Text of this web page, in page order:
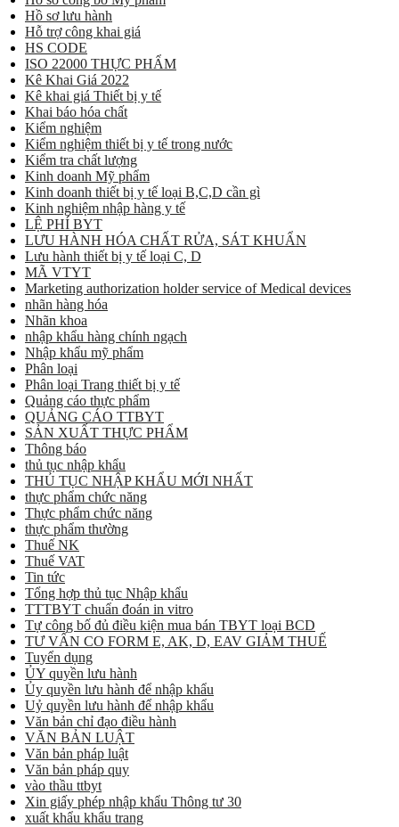
Hồ sơ lưu hành
Hỗ trợ công khai giá
HS CODE
ISO 22000 THỰC PHẨM
Kê Khai Giá 2022
Kê khai giá Thiết bị y tế
Khai báo hóa chất
Kiểm nghiệm
Kiểm nghiệm thiết bị y tế trong nước
Kiểm tra chất lượng
Kinh doanh Mỹ phẩm
Kinh doanh thiết bị y tế loại B,C,D cần gì
Kinh nghiệm nhập hàng y tế
LỆ PHÍ BYT
LƯU HÀNH HÓA CHẤT RỬA, SÁT KHUẨN
Lưu hành thiết bị y tế loại C, D
MÃ VTYT
Marketing authorization holder service of Medical devices
nhãn hàng hóa
Nhãn khoa
nhập khẩu hàng chính ngạch
Nhập khẩu mỹ phẩm
Phân loại
Phân loại Trang thiết bị y tế
Quảng cáo thực phẩm
QUẢNG CÁO TTBYT
SẢN XUẤT THỰC PHẨM
Thông báo
thủ tục nhập khẩu
THỦ TỤC NHẬP KHẨU MỚI NHẤT
thực phẩm chức năng
Thực phẩm chức năng
thực phẩm thường
Thuế NK
Thuế VAT
Tin tức
Tổng hợp thủ tục Nhập khẩu
TTTBYT chuẩn đoán in vitro
Tự công bố đủ điều kiện mua bán TBYT loại BCD
TƯ VẤN CO FORM E, AK, D, EAV GIẢM THUẾ
Tuyển dụng
ỦY quyền lưu hành
Ủy quyền lưu hành để nhập khẩu
Uỷ quyền lưu hành để nhập khẩu
Văn bản chỉ đạo điều hành
VĂN BẢN LUẬT
Văn bản pháp luật
Văn bản pháp quy
vào thầu ttbyt
Xin giấy phép nhập khẩu Thông tư 30
xuất khẩu khẩu trang